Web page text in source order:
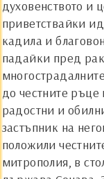
духовенството и
приветствайки
кадила и
падайки пред
до честните
радостни и
застъпник на
положили
митрополия, в